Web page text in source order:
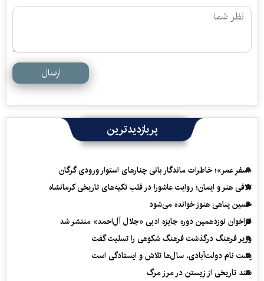
ارسال
پربازدیدترین
«سفرِ عمر»؛ خاطرات ماندگار بانی چنارهای استوار ورودی گرگان
تلاقی هنر و ایمان؛ روایت عاشورا در قلب تکیه‌های تاریخی کرمانشاه
حسین پناهی هنوز خوانده می‌شود
فراخوان نوزدهمین دوره جایزه ادبی «جلال آل‌احمد» منتشر شد
وزیر فرهنگ درگذشت فرهنگ شکوهی را تسلیت گفت
پشت نام دولت‌آبادی، سال‌ها تلاش و ایستادگی است
سند تاریخی از زیستن در مرز مرگ